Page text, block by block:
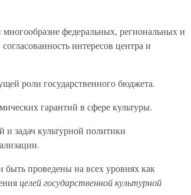
федеральных, региональных и
интересов центра и
роли государственного бюджета.
гарантий в сфере культуры.
и задач культурной политики
проведены на всех уровнях как
целей государственной культурной